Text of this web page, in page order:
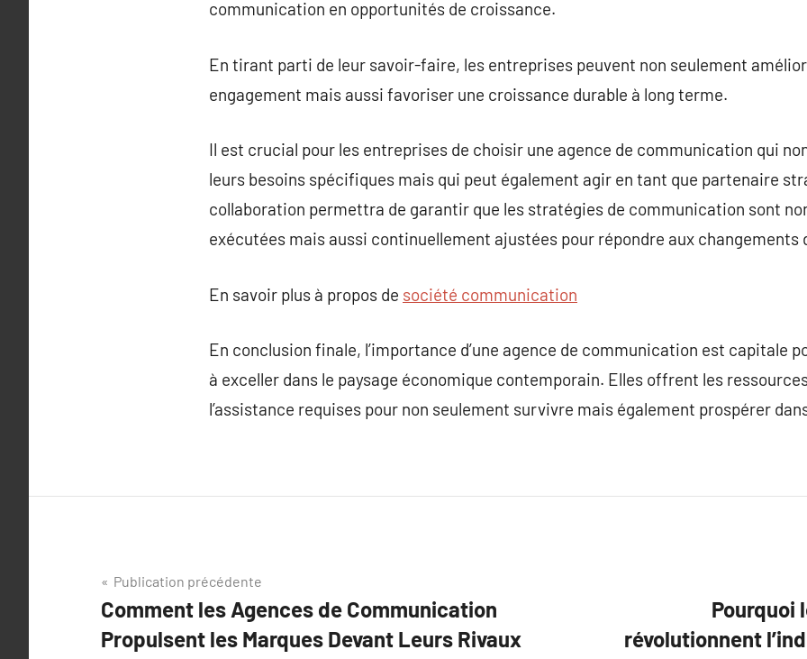
communication en opportunités de croissance.
En tirant parti de leur savoir-faire, les entreprises peuvent non seulement
engagement mais aussi favoriser une croissance durable à long terme.
Il est crucial pour les entreprises de choisir une agence de communication qui
leurs besoins spécifiques mais qui peut également agir en tant que partenaire
collaboration permettra de garantir que les stratégies de communication sont
exécutées mais aussi continuellement ajustées pour répondre aux changements
En savoir plus à propos de société communication
En conclusion finale, l’importance d’une agence de communication est capitale
à exceller dans le paysage économique contemporain. Elles offrent les
l’assistance requises pour non seulement survivre mais également prospérer
Navigation
de
Publication précédente
Comment les Agences de Communication
Propulsent les Marques Devant Leurs Rivaux
Pourquoi
révolutionnent